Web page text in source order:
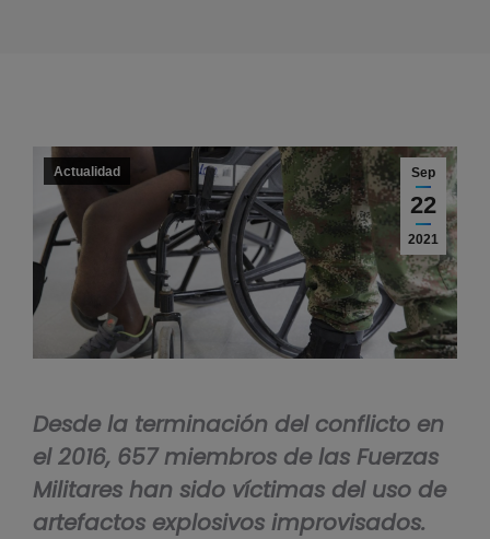
Sep
22
2021
Actualidad
Desde la terminación del conflicto en
el 2016, 657 miembros de las Fuerzas
Militares han sido víctimas del uso de
artefactos explosivos improvisados.